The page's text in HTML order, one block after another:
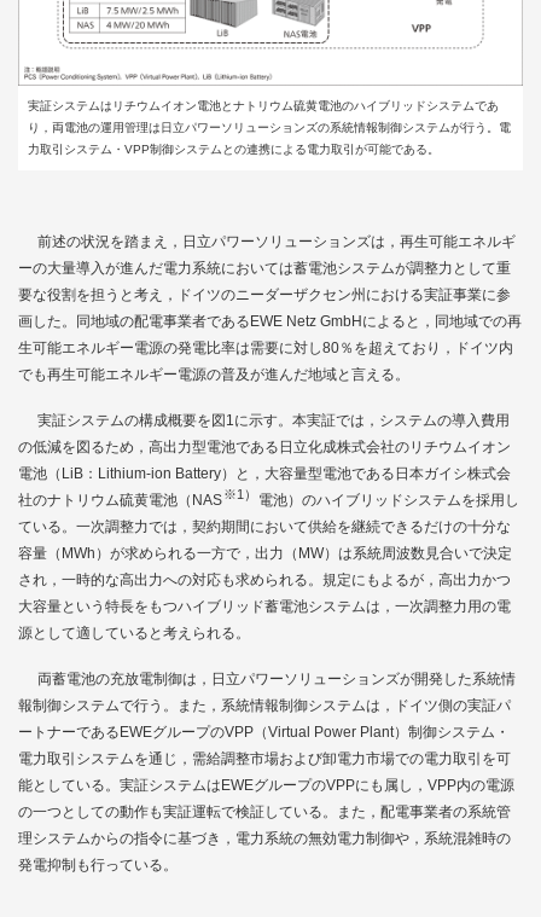
実証システムはリチウムイオン電池とナトリウム硫黄電池のハイブリッドシステムであ
り，両電池の運用管理は日立パワーソリューションズの系統情報制御システムが行う。電
力取引システム・VPP制御システムとの連携による電力取引が可能である。
前述の状況を踏まえ，日立パワーソリューションズは，再生可能エネルギ
ーの大量導入が進んだ電力系統においては蓄電池システムが調整力として重
要な役割を担うと考え，ドイツのニーダーザクセン州における実証事業に参
画した。同地域の配電事業者であるEWE Netz GmbHによると，同地域での再
生可能エネルギー電源の発電比率は需要に対し80％を超えており，ドイツ内
でも再生可能エネルギー電源の普及が進んだ地域と言える。
実証システムの構成概要を 図1に示す。本実証では，システムの導入費用
の低減を図るため，高出力型電池である日立化成株式会社のリチウムイオン
電池（LiB：Lithium-ion Battery）と，大容量型電池である日本ガイシ株式会
社のナトリウム硫黄電池（NAS※1）
電池）のハイブリッドシステムを採用し
ている。一次調整力では，契約期間において供給を継続できるだけの十分な
容量（MWh）が求められる一方で，出力（MW）は系統周波数見合いで決定
され，一時的な高出力への対応も求められる。規定にもよるが，高出力かつ
大容量という特長をもつハイブリッド蓄電池システムは，一次調整力用の電
源として適していると考えられる。
両蓄電池の充放電制御は，日立パワーソリューションズが開発した系統情
報制御システムで行う。また，系統情報制御システムは，ドイツ側の実証パ
ートナーであるEWEグループのVPP（Virtual Power Plant）制御システム・
電力取引システムを通じ，需給調整市場および卸電力市場での電力取引を可
能としている。実証システムはEWEグループのVPPにも属し，VPP内の電源
の一つとしての動作も実証運転で検証している。また，配電事業者の系統管
理システムからの指令に基づき，電力系統の無効電力制御や，系統混雑時の
発電抑制も行っている。